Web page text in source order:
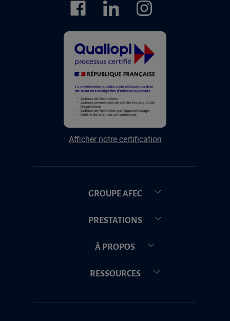
Afficher notre certification
GROUPE AFEC
PRESTATIONS
À PROPOS
RESSOURCES